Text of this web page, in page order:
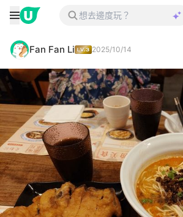
Fan Fan Li 2025/10/14